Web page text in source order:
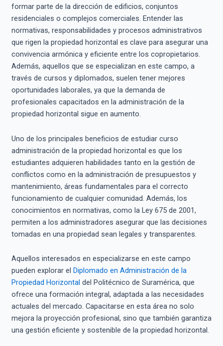
formar parte de la dirección de edificios, conjuntos
residenciales o complejos comerciales. Entender las
normativas, responsabilidades y procesos administrativos
que rigen la propiedad horizontal es clave para asegurar una
convivencia armónica y eficiente entre los copropietarios.
Además, aquellos que se especializan en este campo, a
través de cursos y diplomados, suelen tener mejores
oportunidades laborales, ya que la demanda de
profesionales capacitados en la administración de la
propiedad horizontal sigue en aumento.
Uno de los principales beneficios de estudiar curso
administración de la propiedad horizontal es que los
estudiantes adquieren habilidades tanto en la gestión de
conflictos como en la administración de presupuestos y
mantenimiento, áreas fundamentales para el correcto
funcionamiento de cualquier comunidad. Además, los
conocimientos en normativas, como la Ley 675 de 2001,
permiten a los administradores asegurar que las decisiones
tomadas en una propiedad sean legales y transparentes.
Aquellos interesados en especializarse en este campo
pueden explorar el Diplomado en Administración de la
Propiedad Horizontal del Politécnico de Suramérica, que
ofrece una formación integral, adaptada a las necesidades
actuales del mercado. Capacitarse en esta área no solo
mejora la proyección profesional, sino que también garantiza
una gestión eficiente y sostenible de la propiedad horizontal.